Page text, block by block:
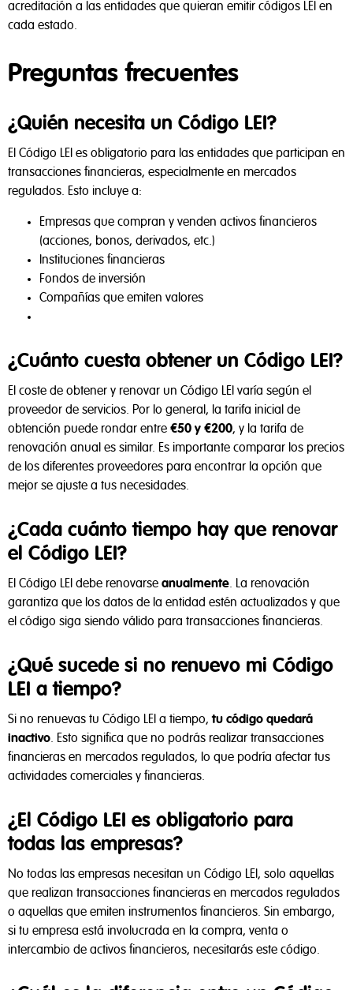
Privacidad y Políticas de Cookies
este sitio web utiliza cookies propias y de terceros para
ayudarnos a analizar el uso del sitio, mejorar el
rendimiento, personalizar nuestros servicios, contenidos y
Configurar cookies
Rechazar todas
Aceptar todas
acreditación a las entidades que quieran emitir códigos LEI en
cada estado.
Preguntas frecuentes
¿Quién necesita un Código LEI?
El Código LEI es obligatorio para las entidades que participan en
transacciones financieras, especialmente en mercados
regulados. Esto incluye a:
Empresas que compran y venden activos financieros
(acciones, bonos, derivados, etc.)
Instituciones financieras
Fondos de inversión
Compañías que emiten valores
¿Cuánto cuesta obtener un Código LEI?
El coste de obtener y renovar un Código LEI varía según el
proveedor de servicios. Por lo general, la tarifa inicial de
obtención puede rondar entre €50 y €200, y la tarifa de
renovación anual es similar. Es importante comparar los precios
de los diferentes proveedores para encontrar la opción que
mejor se ajuste a tus necesidades.
¿Cada cuánto tiempo hay que renovar
el Código LEI?
El Código LEI debe renovarse anualmente. La renovación
garantiza que los datos de la entidad estén actualizados y que
el código siga siendo válido para transacciones financieras.
¿Qué sucede si no renuevo mi Código
LEI a tiempo?
Si no renuevas tu Código LEI a tiempo,tu código quedará
inactivo. Esto significa que no podrás realizar transacciones
financieras en mercados regulados, lo que podría afectar tus
actividades comerciales y financieras.
¿El Código LEI es obligatorio para
todas las empresas?
No todas las empresas necesitan un Código LEI, solo aquellas
que realizan transacciones financieras en mercados regulados
o aquellas que emiten instrumentos financieros. Sin embargo,
si tu empresa está involucrada en la compra, venta o
intercambio de activos financieros, necesitarás este código.